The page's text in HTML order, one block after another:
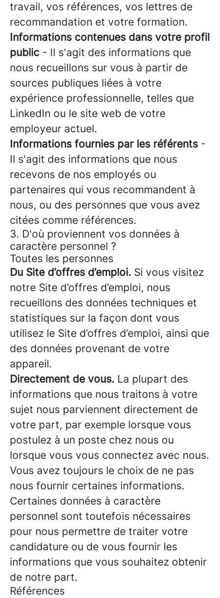
travail, vos références, vos lettres de
recommandation et votre formation.
Informations contenues dans votre profil
public - Il s'agit des informations que
nous recueillons sur vous à partir de
sources publiques liées à votre
expérience professionnelle, telles que
LinkedIn ou le site web de votre
employeur actuel.
Informations fournies par les référents -
Il s'agit des informations que nous
recevons de nos employés ou
partenaires qui vous recommandent à
nous, ou des personnes que vous avez
citées comme références.
3. D'où proviennent vos données à
caractère personnel ?
Toutes les personnes
Du Site d’offres d’emploi. Si vous visitez
notre Site d’offres d’emploi, nous
recueillons des données techniques et
statistiques sur la façon dont vous
utilisez le Site d’offres d’emploi, ainsi que
des données provenant de votre
appareil.
Directement de vous. La plupart des
informations que nous traitons à votre
sujet nous parviennent directement de
votre part, par exemple lorsque vous
postulez à un poste chez nous ou
lorsque vous vous connectez avec nous.
Vous avez toujours le choix de ne pas
nous fournir certaines informations.
Certaines données à caractère
personnel sont toutefois nécessaires
pour nous permettre de traiter votre
candidature ou de vous fournir les
informations que vous souhaitez obtenir
de notre part.
Références